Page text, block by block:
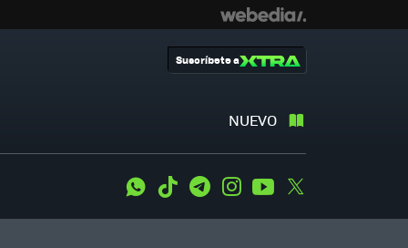
NUEVO
Suscríbete a
WhatsApp
Tiktok TelegramInstagramYoutube